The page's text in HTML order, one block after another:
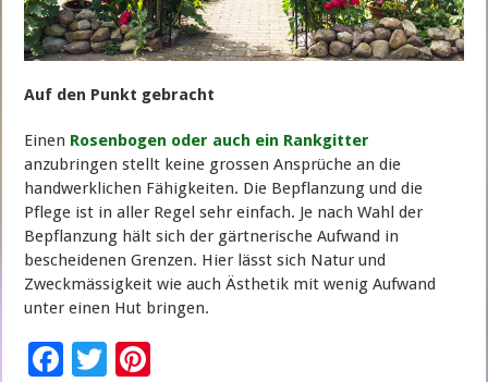
Auf den Punkt gebracht
Einen Rosenbogen oder auch ein Rankgitter
anzubringen stellt keine grossen Ansprüche an die
handwerklichen Fähigkeiten. Die Bepflanzung und die
Pflege ist in aller Regel sehr einfach. Je nach Wahl der
Bepflanzung hält sich der gärtnerische Aufwand in
bescheidenen Grenzen. Hier lässt sich Natur und
Zweckmässigkeit wie auch Ästhetik mit wenig Aufwand
unter einen Hut bringen.
F
T